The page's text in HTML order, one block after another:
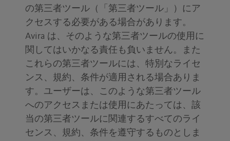
の第三者ツール（「第三者ツール」）にア
クセスする必要がある場合があります。
Avira は、そのような第三者ツールの使用に
関してはいかなる責任も負いません。また
これらの第三者ツールには、特別なライセ
ンス、規約、条件が適用される場合ありま
す。ユーザーは、このような第三者ツール
へのアクセスまたは使用にあたっては、該
当の第三者ツールに関連するすべてのライ
センス、規約、条件を遵守するものとしま